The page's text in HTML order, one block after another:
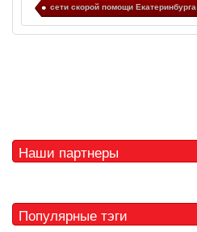
сети скорой помощи Екатеринбурга
Наши партнеры
Популярные тэги